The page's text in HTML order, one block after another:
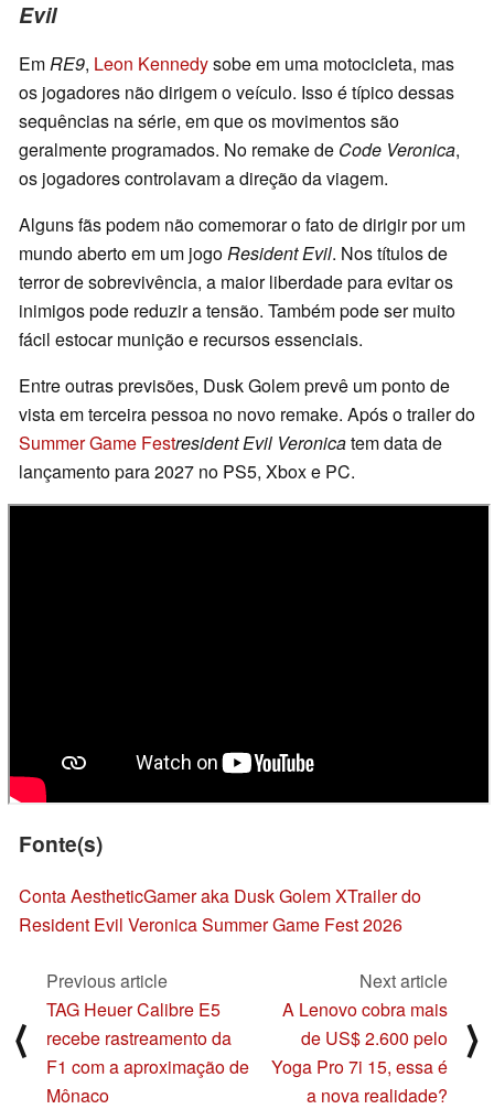
Evil
EmRE9, Leon Kennedysobe em uma motocicleta, mas
os jogadores não dirigem o veículo. Isso é típico dessas
sequências na série, em que os movimentos são
geralmente programados. No remake de Code Veronica,
os jogadores controlavam a direção da viagem.
Alguns fãs podem não comemorar o fato de dirigir por um
mundo aberto em um jogoResident Evil. Nos títulos de
terror de sobrevivência, a maior liberdade para evitar os
inimigos pode reduzir a tensão. Também pode ser muito
fácil estocar munição e recursos essenciais.
Entre outras previsões, Dusk Golem prevê um ponto de
vista em terceira pessoa no novo remake. Após o trailer do
Summer Game Festresident Evil Veronicatem data de
lançamento para 2027 no PS5, Xbox e PC.
Fonte(s)
Conta AestheticGamer aka Dusk Golem XTrailer do
Resident Evil Veronica Summer Game Fest 2026
⟨
Previous article
TAG Heuer Calibre E5
recebe rastreamento da
F1 com a aproximação de
Mônaco
Next article
A Lenovo cobra mais
de US$ 2.600 pelo
Yoga Pro 7i 15, essa é
a nova realidade?
⟩